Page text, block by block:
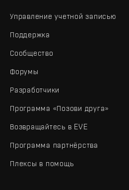
Управление учетной записью
Поддержка
Сообщество
Форумы
Разработчики
Программа «Позови друга»
Возвращайтесь в EVE
Программа партнёрства
Плексы в помощь